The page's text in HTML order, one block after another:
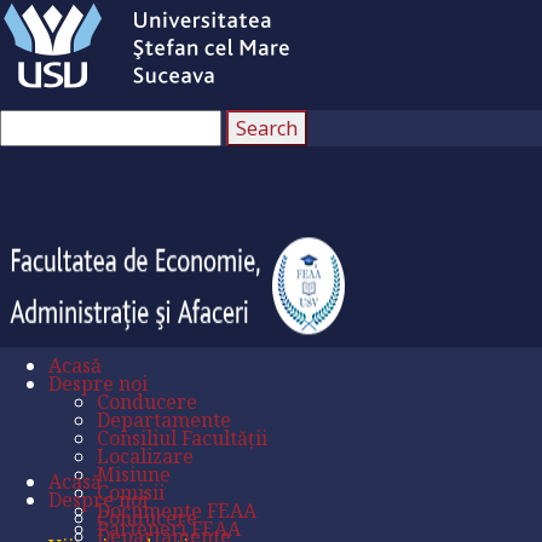
Acasă
Despre noi
Conducere
Departamente
Consiliul Facultății
Localizare
Misiune
Comisii
Documente FEAA
Parteneri FEAA
Acasă
Despre noi
Conducere
Departamente